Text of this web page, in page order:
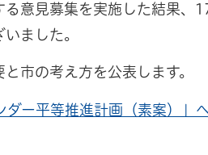
意見募集を実施した結果、
ました。
市の考え方を公表します。
ダー平等推進計画（素案）」